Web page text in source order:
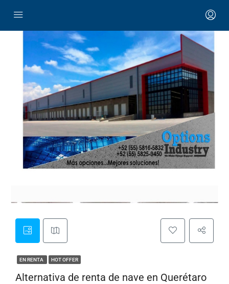
EN RENTA HOT OFFER
Alternativa de renta de nave en Querétaro